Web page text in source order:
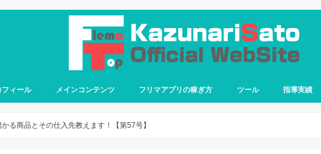
フィール メインコンテンツ フリマアプリの稼ぎ方 ツール 指導実績
かる商品とその仕入先教えます！【第57号】